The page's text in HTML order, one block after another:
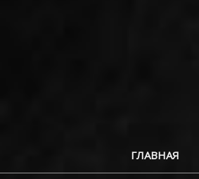
ГЛАВНАЯ